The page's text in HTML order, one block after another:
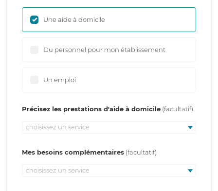
Une aide à domicile
Du personnel pour mon établissement
Un emploi
Précisez les prestations d'aide à domicile
choisissez un service
Mes besoins complémentaires
choisissez un service